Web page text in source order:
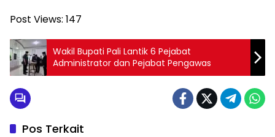
Post Views: 147
Wakil Bupati Pali Lantik 6 Pejabat
Administrator dan Pejabat Pengawas
Pos Terkait